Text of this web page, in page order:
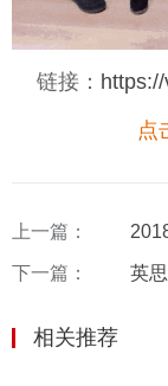
链接：
点
上一篇：
下一篇： 英
相关推荐